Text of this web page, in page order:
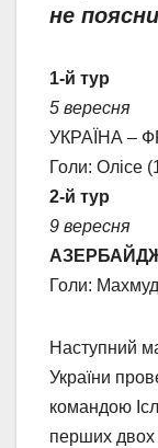
не
1-й тур
5 вересня
УКРАЇНА –
Голи: Олісе
2-й тур
9 вересня
Голи:
Наступний
України
командою
перших двох